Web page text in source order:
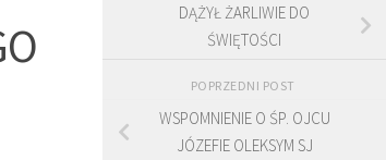
DĄŻYŁ ŻARLIWIE DO
ŚWIĘTOŚCI
POPRZEDNI POST
WSPOMNIENIE O ŚP. OJCU
JÓZEFIE OLEKSYM SJ